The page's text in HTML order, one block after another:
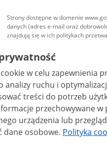
Strony dostępne w domenie
danych (adres e-mail oraz
znajdują się w ich politykach
Treści tekstowe
udostępniane na
warunkach 4.0 (CC
są udostępniane na
bez utworów
w celu zapewnienia
ruchu i optymalizacji
treści do potrzeb
urządzenia lub
dane osobowe. Polityka